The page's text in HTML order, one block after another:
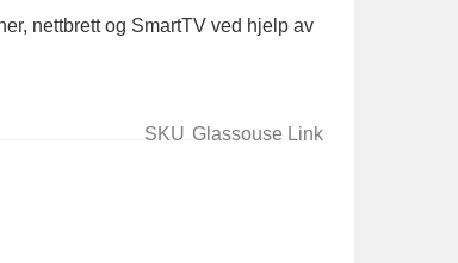
nettbrett og SmartTV ved hjelp av
SKU Glassouse Link